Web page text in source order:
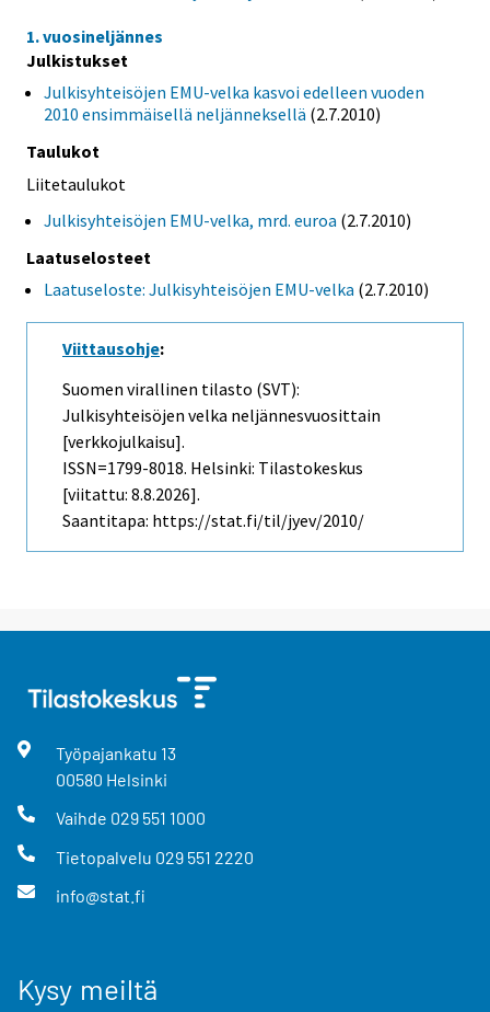
1. vuosineljännes
Julkistukset
Julkisyhteisöjen EMU-velka kasvoi edelleen vuoden
2010 ensimmäisellä neljänneksellä (2.7.2010)
Taulukot
Liitetaulukot
Julkisyhteisöjen EMU-velka, mrd. euroa (2.7.2010)
Laatuselosteet
Laatuseloste: Julkisyhteisöjen EMU-velka (2.7.2010)
Viittausohje:
Suomen virallinen tilasto (SVT):
Julkisyhteisöjen velka neljännesvuosittain
[verkkojulkaisu].
ISSN=1799-8018. Helsinki: Tilastokeskus
[viitattu: 8.8.2026].
Saantitapa: https://stat.fi/til/jyev/2010/
Työpajankatu 13
00580 Helsinki
Vaihde 029 551 1000
Tietopalvelu 029 551 2220
info@stat.fi
Kysy meiltä